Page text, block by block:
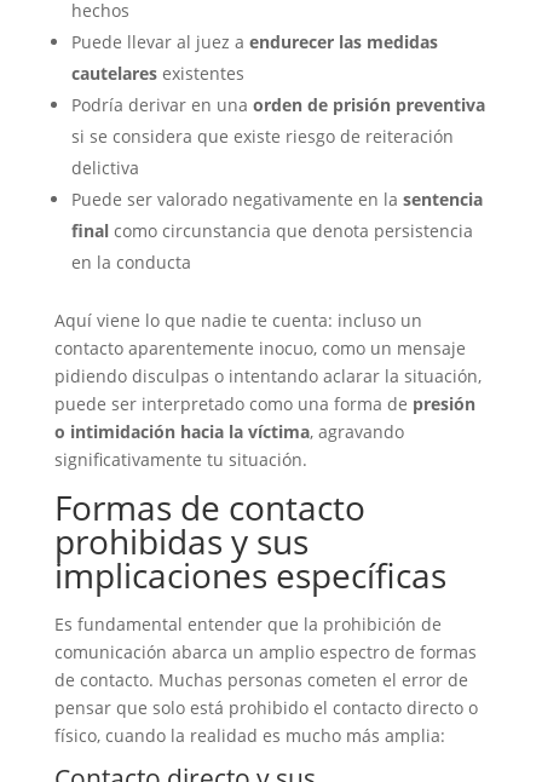
hechos
Puede llevar al juez a endurecer las medidas
cautelaresexistentes
Podría derivar en una orden de prisión preventiva
si se considera que existe riesgo de reiteración
delictiva
Puede ser valorado negativamente en la sentencia
finalcomo circunstancia que denota persistencia
en la conducta
Aquí viene lo que nadie te cuenta: incluso un
contacto aparentemente inocuo, como un mensaje
pidiendo disculpas o intentando aclarar la situación,
puede ser interpretado como una forma de presión
o intimidación hacia la víctima, agravando
significativamente tu situación.
Formas de contacto
prohibidas y sus
implicaciones específicas
Es fundamental entender que la prohibición de
comunicación abarca un amplio espectro de formas
de contacto. Muchas personas cometen el error de
pensar que solo está prohibido el contacto directo o
físico, cuando la realidad es mucho más amplia: